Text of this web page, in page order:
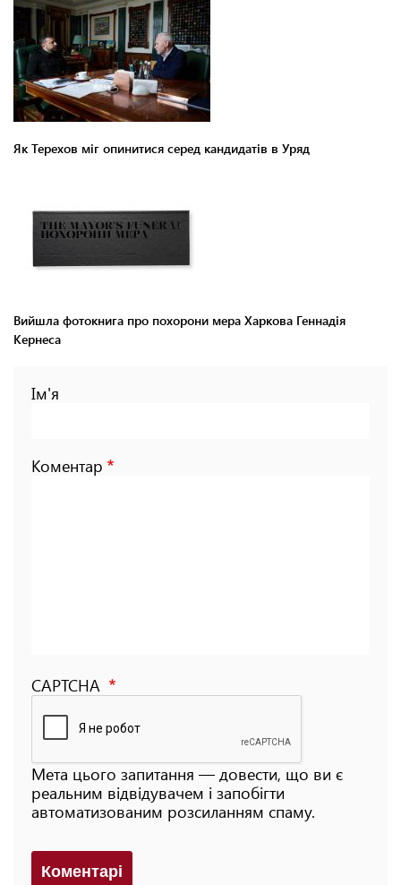
Як Терехов міг опинитися серед кандидатів в Уряд
Вийшла фотокнига про похорони мера Харкова Геннадія
Кернеса
Ім'я
Коментар
CAPTCHA
Мета цього запитання — довести, що ви є
реальним відвідувачем і запобігти
автоматизованим розсиланням спаму.
Коментарi